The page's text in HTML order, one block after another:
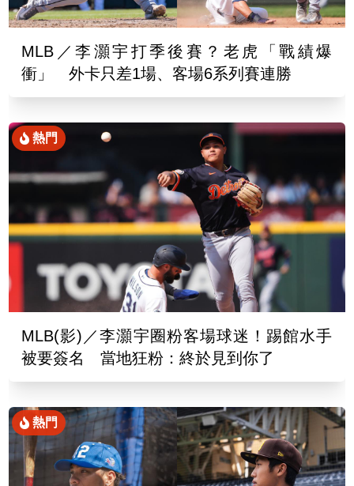
MLB／李灝宇打季後賽？老虎「戰績爆
衝」 外卡只差1場、客場6系列賽連勝
熱門
MLB(影)／李灝宇圈粉客場球迷！踢館水手
被要簽名 當地狂粉：終於見到你了
熱門